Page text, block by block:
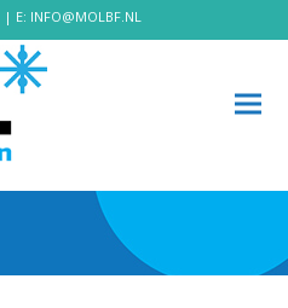
| E: INFO@MOLBF.NL